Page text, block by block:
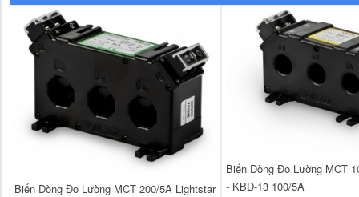
Biến Dòng Đo Lường MCT 200/5A Lightstar
Biến Dòng Đo Lường MCT
- KBD-13 100/5A